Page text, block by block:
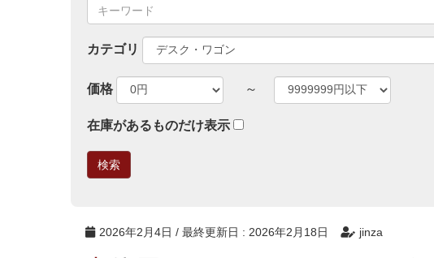
カテゴリ
価格 ～
在庫があるものだけ表示
2026年2月4日 / 最終更新日 : 2026年2月18日 jinza